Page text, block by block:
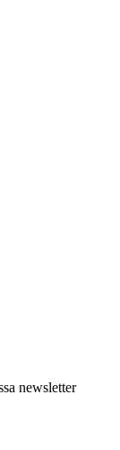
newsletter